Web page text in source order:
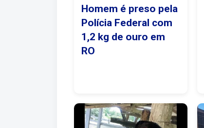
Homem é preso pela
Polícia Federal com
1,2 kg de ouro em
RO